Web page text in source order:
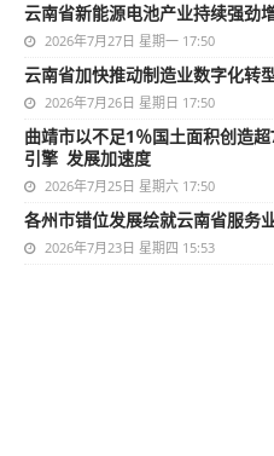
云南省新能源电池产业持续强
2026年7月27日 星期一 17:50
云南省加快推动制造业数字化转
2026年7月26日 星期日 17:50
曲靖市以不足1％国土面积创造
引擎 发展加速度
2026年7月25日 星期六 17:50
各州市错位发展绘就云南省服务
2026年7月23日 星期四 15:53